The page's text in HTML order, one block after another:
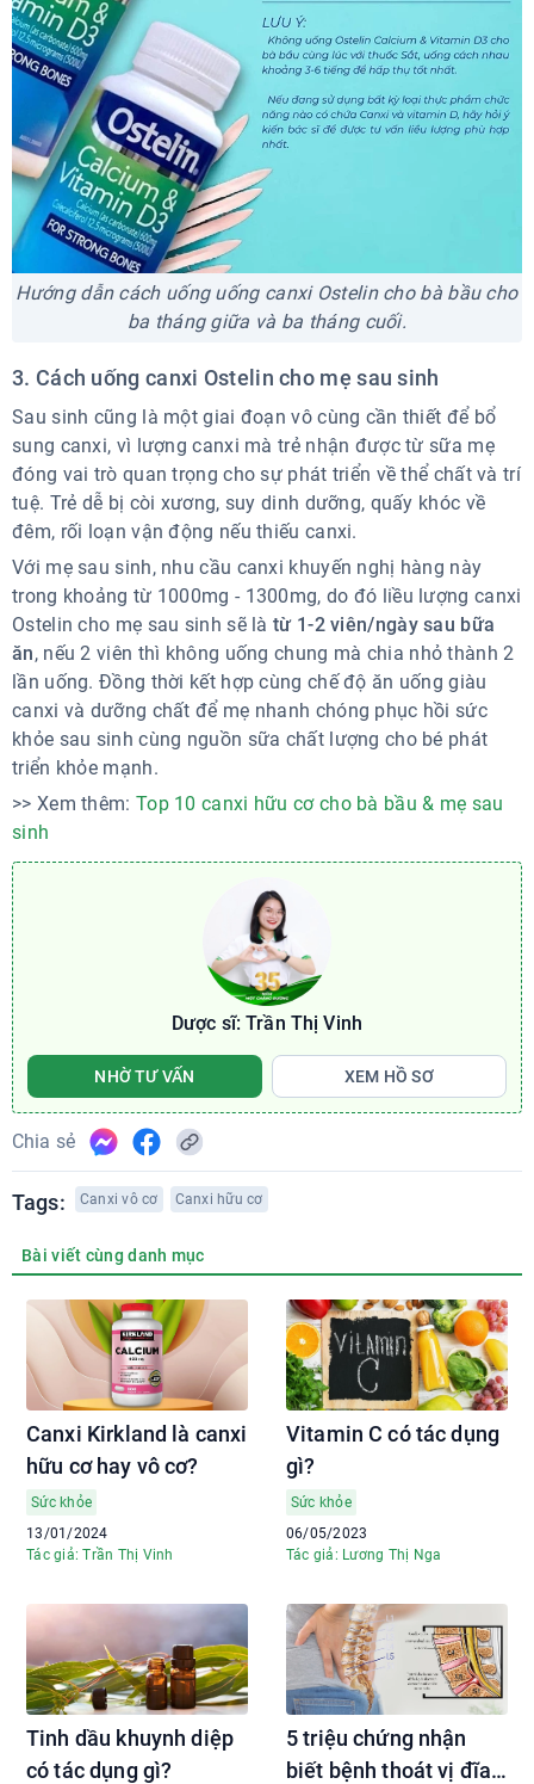
Hướng dẫn cách uống uống canxi Ostelin cho bà bầu cho
ba tháng giữa và ba tháng cuối.
3. Cách uống canxi Ostelin cho mẹ sau sinh
Sau sinh cũng là một giai đoạn vô cùng cần thiết để bổ
sung canxi, vì lượng canxi mà trẻ nhận được từ sữa mẹ
đóng vai trò quan trọng cho sự phát triển về thể chất và trí
tuệ. Trẻ dễ bị còi xương, suy dinh dưỡng, quấy khóc về
đêm, rối loạn vận động nếu thiếu canxi.
Với mẹ sau sinh, nhu cầu canxi khuyến nghị hàng này
trong khoảng từ 1000mg - 1300mg, do đó liều lượng canxi
Ostelin cho mẹ sau sinh sẽ làtừ 1-2 viên/ngày sau bữa
ăn, nếu 2 viên thì không uống chung mà chia nhỏ thành 2
lần uống. Đồng thời kết hợp cùng chế độ ăn uống giàu
canxi và dưỡng chất để mẹ nhanh chóng phục hồi sức
khỏe sau sinh cùng nguồn sữa chất lượng cho bé phát
triển khỏe mạnh.
>> Xem thêm: Top 10 canxi hữu cơ cho bà bầu & mẹ sau
sinh
Dược sĩ: Trần Thị Vinh
NHỜ TƯ VẤN XEM HỒ SƠ
Chia sẻ
Tags: Canxi vô cơ Canxi hữu cơ
Bài viết cùng danh mục
Canxi Kirkland là canxi
hữu cơ hay vô cơ?
Sức khỏe
13/01/2024
Tác giả: Trần Thị Vinh
Vitamin C có tác dụng
gì?
Sức khỏe
06/05/2023
Tác giả: Lương Thị Nga
Tinh dầu khuynh diệp
có tác dụng gì?
5 triệu chứng nhận
biết bệnh thoát vị đĩa